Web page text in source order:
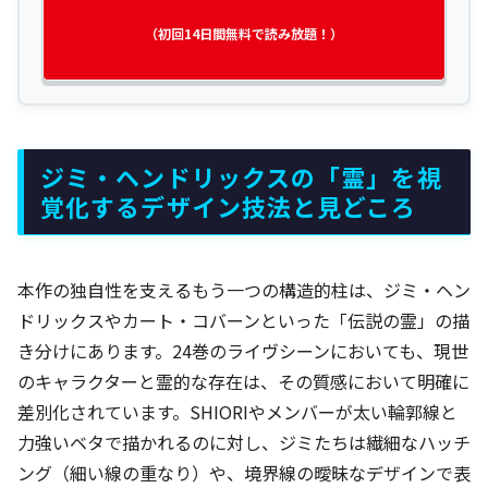
（初回14日間無料で読み放題！）
ジミ・ヘンドリックスの「霊」を視
覚化するデザイン技法と見どころ
本作の独自性を支えるもう一つの構造的柱は、ジミ・ヘン
ドリックスやカート・コバーンといった「伝説の霊」の描
き分けにあります。24巻のライヴシーンにおいても、現世
のキャラクターと霊的な存在は、その質感において明確に
差別化されています。SHIORIやメンバーが太い輪郭線と
力強いベタで描かれるのに対し、ジミたちは繊細なハッチ
ング（細い線の重なり）や、境界線の曖昧なデザインで表